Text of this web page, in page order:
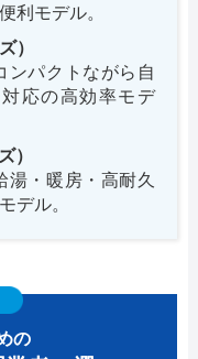
利モデル。
）
ンパクトながら自
応の高効率モデ
）
湯・暖房・高耐久
デル。
の